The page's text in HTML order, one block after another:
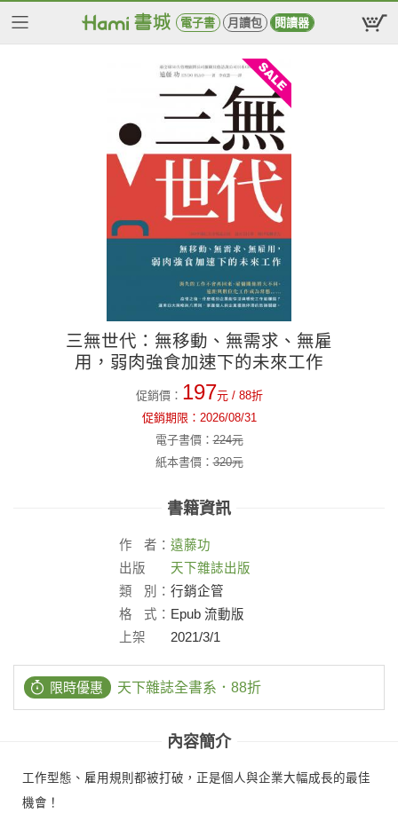
電子書 月讀包 閱讀器
三無世代：無移動、無需求、無雇
用，弱肉強食加速下的未來工作
促銷價： 197元 / 88折
促銷期限： 2026/08/31
電子書價：224元
紙本書價：320元
書籍資訊
作 者： 遠藤功
出版
社：
天下雜誌出版
類
別： 行銷企管
格
式： Epub 流動版
上架
2021/3/1
限時優惠 天下雜誌全書系．88折
內容簡介
工作型態、雇用規則都被打破，正是個人與企業大幅成長的最佳
機會！